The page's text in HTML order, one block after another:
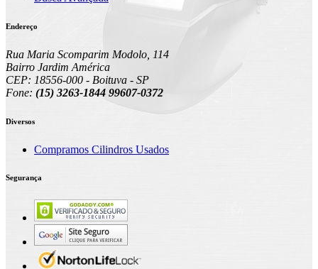
Endereço
Rua Maria Scomparim Modolo, 114
Bairro Jardim América
CEP: 18556-000 - Boituva - SP
Fone: (15) 3263-1844 99607-0372
Diversos
Compramos Cilindros Usados
Segurança